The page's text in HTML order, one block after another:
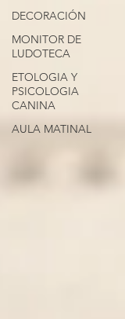
DECORACIÓN
MONITOR DE
LUDOTECA
ETOLOGIA Y
PSICOLOGIA
CANINA
AULA MATINAL